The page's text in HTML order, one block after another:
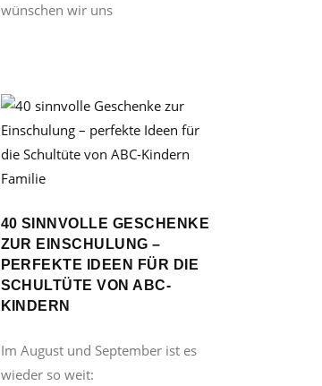
wünschen wir uns
Familie
40 SINNVOLLE GESCHENKE
ZUR EINSCHULUNG –
PERFEKTE IDEEN FÜR DIE
SCHULTÜTE VON ABC-
KINDERN
Im August und September ist es
wieder so weit: